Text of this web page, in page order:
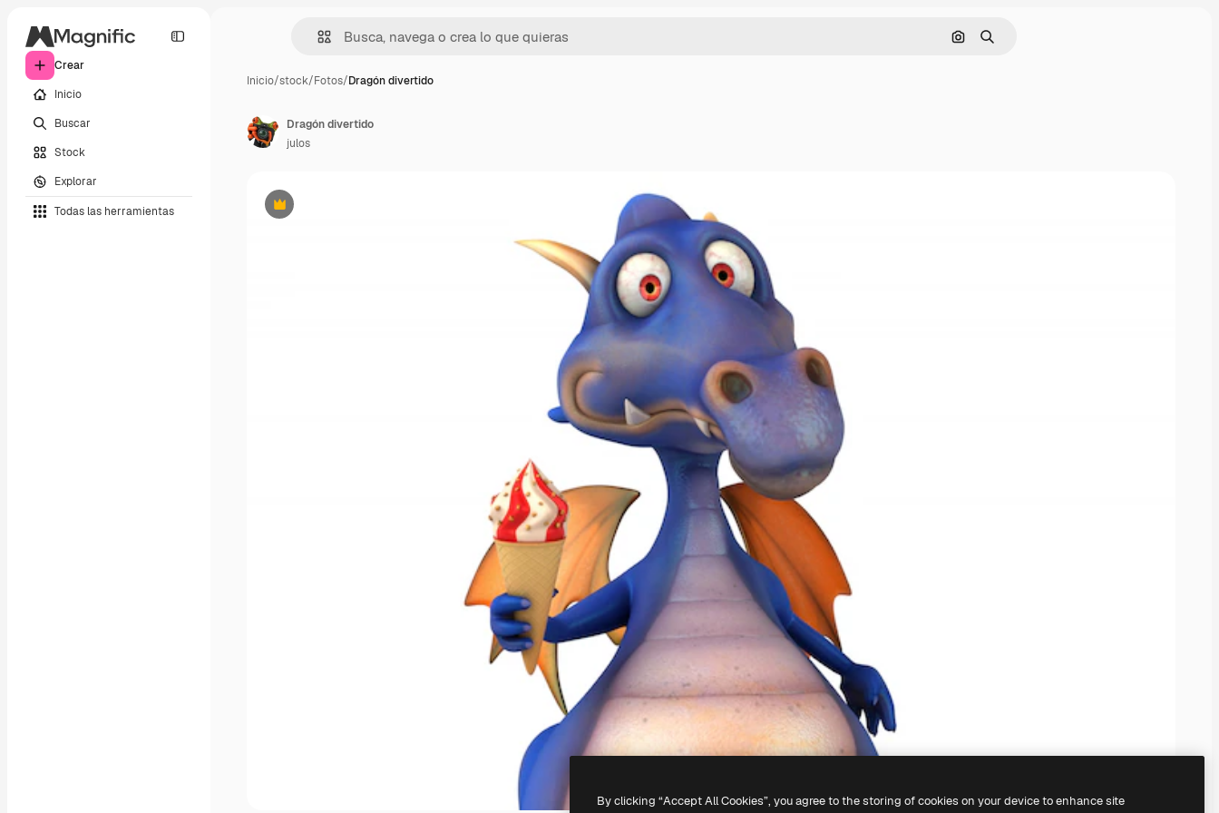
Crear
Inicio
Buscar
Stock
Explorar
Todas las herramientas
Buscar por imagen
Buscar
Inicio/stock/Fotos/Dragón divertido
Premium
Dragón divertido
julos
By clicking “Accept All Cookies”, you agree to the storing of cookies on your device to enhance site